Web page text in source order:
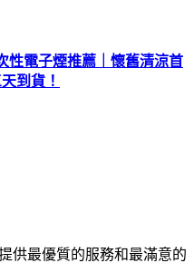
性電子煙推薦｜懷舊清涼首
到貨！
供最優質的服務和最滿意的